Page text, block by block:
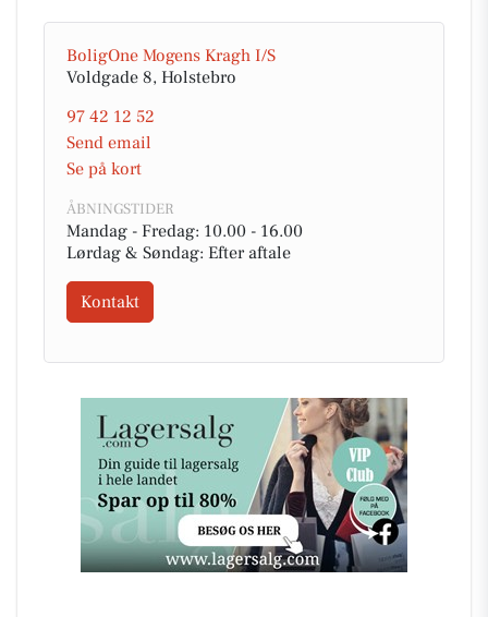
BoligOne Mogens Kragh I/S
Voldgade 8, Holstebro
97 42 12 52
Send email
Se på kort
ÅBNINGSTIDER
Mandag - Fredag: 10.00 - 16.00
Lørdag & Søndag: Efter aftale
Kontakt